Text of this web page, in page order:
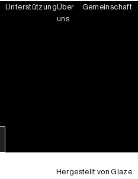
UnterstützungÜber
uns
Gemeinschaft
Hergestellt vonGlaze